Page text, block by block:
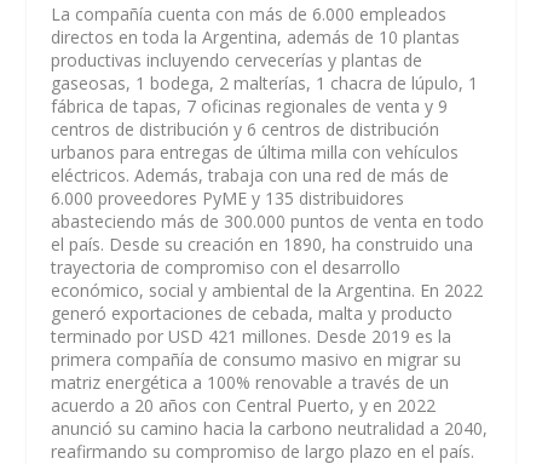
La compañía cuenta con más de 6.000 empleados
directos en toda la Argentina, además de 10 plantas
productivas incluyendo cervecerías y plantas de
gaseosas, 1 bodega, 2 malterías, 1 chacra de lúpulo, 1
fábrica de tapas, 7 oficinas regionales de venta y 9
centros de distribución y 6 centros de distribución
urbanos para entregas de última milla con vehículos
eléctricos. Además, trabaja con una red de más de
6.000 proveedores PyME y 135 distribuidores
abasteciendo más de 300.000 puntos de venta en todo
el país. Desde su creación en 1890, ha construido una
trayectoria de compromiso con el desarrollo
económico, social y ambiental de la Argentina. En 2022
generó exportaciones de cebada, malta y producto
terminado por USD 421 millones. Desde 2019 es la
primera compañía de consumo masivo en migrar su
matriz energética a 100% renovable a través de un
acuerdo a 20 años con Central Puerto, y en 2022
anunció su camino hacia la carbono neutralidad a 2040,
reafirmando su compromiso de largo plazo en el país.